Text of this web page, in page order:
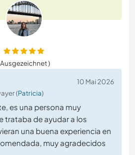
)
10 Mai 2026
(Patricia)
es una persona muy
trataba de ayudar a los
una buena experiencia en
muy agradecidos